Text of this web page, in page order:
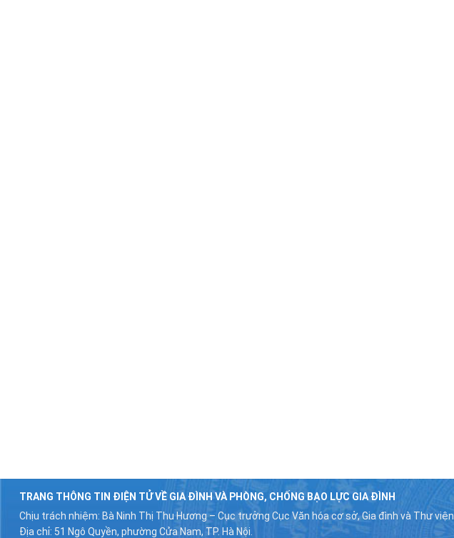
TRANG THÔNG TIN ĐIỆN TỬ VỀ GIA ĐÌNH VÀ PHÒNG, CHỐNG BẠO LỰC GIA ĐÌNH
Chịu trách nhiệm: Bà Ninh Thị Thu Hương – Cục trưởng Cục Văn hóa cơ sở, Gia đình và Thư viện
Địa chỉ: 51 Ngô Quyền, phường Cửa Nam, TP. Hà Nội.